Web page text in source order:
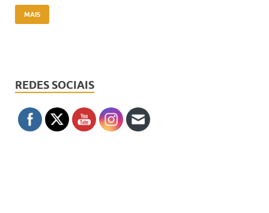
MAIS
REDES SOCIAIS